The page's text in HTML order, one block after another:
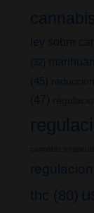
cannabis
ley sobre
(32)
(45)
(47)
cannabis
thc (80)